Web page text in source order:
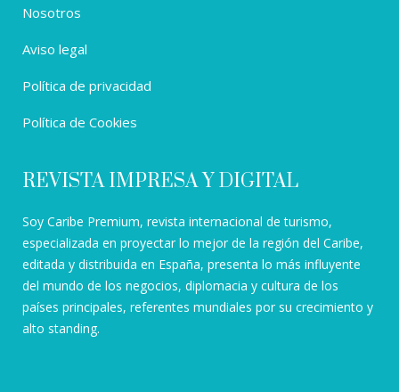
Nosotros
Aviso legal
Política de privacidad
Política de Cookies
REVISTA IMPRESA Y DIGITAL
Soy Caribe Premium, revista internacional de turismo,
especializada en proyectar lo mejor de la región del Caribe,
editada y distribuida en España, presenta lo más influyente
del mundo de los negocios, diplomacia y cultura de los
países principales, referentes mundiales por su crecimiento y
alto standing.